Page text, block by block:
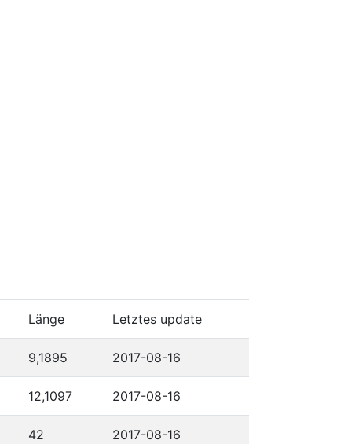
Länge Letztes update
9,1895 2017-08-16
12,1097 2017-08-16
42 2017-08-16